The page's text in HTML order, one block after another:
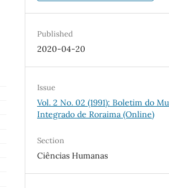
Published
2020-04-20
Issue
Vol. 2 No. 02 (1991): Boletim do
Integrado de Roraima (Online)
Section
Ciências Humanas